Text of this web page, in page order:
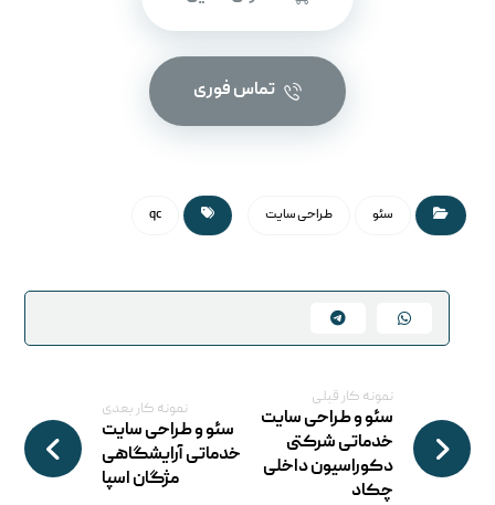
تماس فوری
سئو طراحی سایت qc
نمونه کار قبلی
سئو و طراحی سایت
خدماتی شرکتی
دکوراسیون داخلی
چکاد
نمونه کار بعدی
سئو و طراحی سایت
خدماتی آرایشگاهی
مژگان اسپا